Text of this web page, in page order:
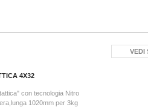
4X32
con tecnologia Nitro
1020mm per 3kg
VEDI